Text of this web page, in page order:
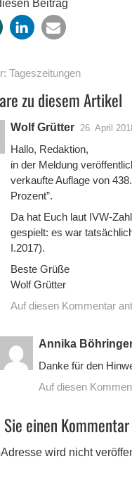
Beitrag
Tageszeitungen
zu diesem Artikel
Wolf Grütter 26. April
Hallo, Redaktion,
in der Meldung
verkaufte Auflage von
Prozent”.
Da hat Euch laut IVW-
gespielt: es war
I.2017).
Beste Grüße
Wolf Grütter
Auf diesen Kommentar
Annika
Danke für den
Auf diesen
einen Kommentar
Adresse wird nicht